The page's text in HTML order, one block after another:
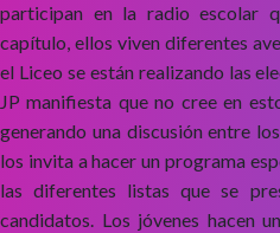
participan en la radio escolar
capítulo, ellos viven diferentes
el Liceo se están realizando las
JP manifiesta que no cree en
generando una discusión entre
los invita a hacer un programa
las diferentes listas que se
candidatos. Los jóvenes hacen